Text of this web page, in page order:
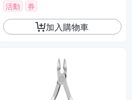
活動 券
加入購物車